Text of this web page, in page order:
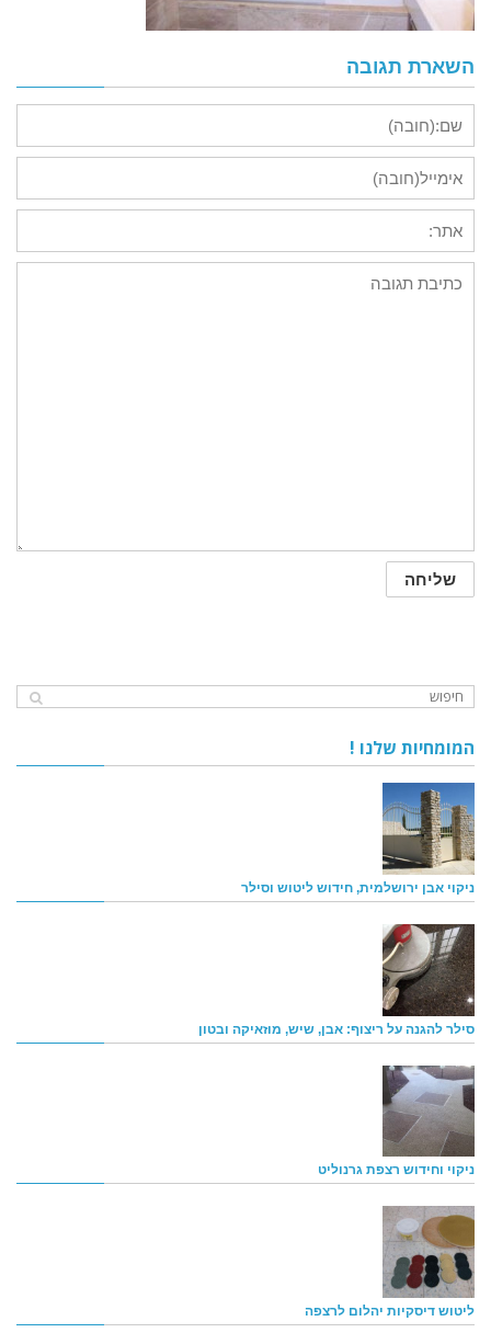
השארת תגובה
המומחיות שלנו !
ניקוי אבן ירושלמית, חידוש ליטוש וסילר
סילר להגנה על ריצוף: אבן, שיש, מוזאיקה ובטון
ניקוי וחידוש רצפת גרנוליט
ליטוש דיסקיות יהלום לרצפה